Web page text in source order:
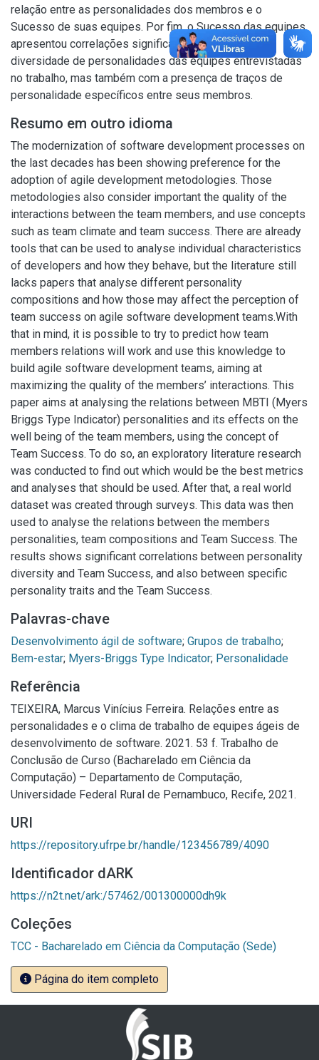
relação entre as personalidades dos membros e o
Sucesso de suas equipes. Por fim, o Sucesso das equipes
apresentou correlações significativas não só com a
diversidade de personalidades das equipes entrevistadas
no trabalho, mas também com a presença de traços de
personalidade específicos entre seus membros.
Resumo em outro idioma
The modernization of software development processes on
the last decades has been showing preference for the
adoption of agile development metodologies. Those
metodologies also consider important the quality of the
interactions between the team members, and use concepts
such as team climate and team success. There are already
tools that can be used to analyse individual characteristics
of developers and how they behave, but the literature still
lacks papers that analyse different personality
compositions and how those may affect the perception of
team success on agile software development teams.With
that in mind, it is possible to try to predict how team
members relations will work and use this knowledge to
build agile software development teams, aiming at
maximizing the quality of the members’ interactions. This
paper aims at analysing the relations between MBTI (Myers
Briggs Type Indicator) personalities and its effects on the
well being of the team members, using the concept of
Team Success. To do so, an exploratory literature research
was conducted to find out which would be the best metrics
and analyses that should be used. After that, a real world
dataset was created through surveys. This data was then
used to analyse the relations between the members
personalities, team compositions and Team Success. The
results shows significant correlations between personality
diversity and Team Success, and also between specific
personality traits and the Team Success.
Palavras-chave
Desenvolvimento ágil de software; Grupos de trabalho;
Bem-estar; Myers-Briggs Type Indicator; Personalidade
Referência
TEIXEIRA, Marcus Vinícius Ferreira. Relações entre as
personalidades e o clima de trabalho de equipes ágeis de
desenvolvimento de software. 2021. 53 f. Trabalho de
Conclusão de Curso (Bacharelado em Ciência da
Computação) – Departamento de Computação,
Universidade Federal Rural de Pernambuco, Recife, 2021.
URI
https://repository.ufrpe.br/handle/123456789/4090
Identificador dARK
https://n2t.net/ark:/57462/001300000dh9k
Coleções
TCC - Bacharelado em Ciência da Computação (Sede)
Página do item completo